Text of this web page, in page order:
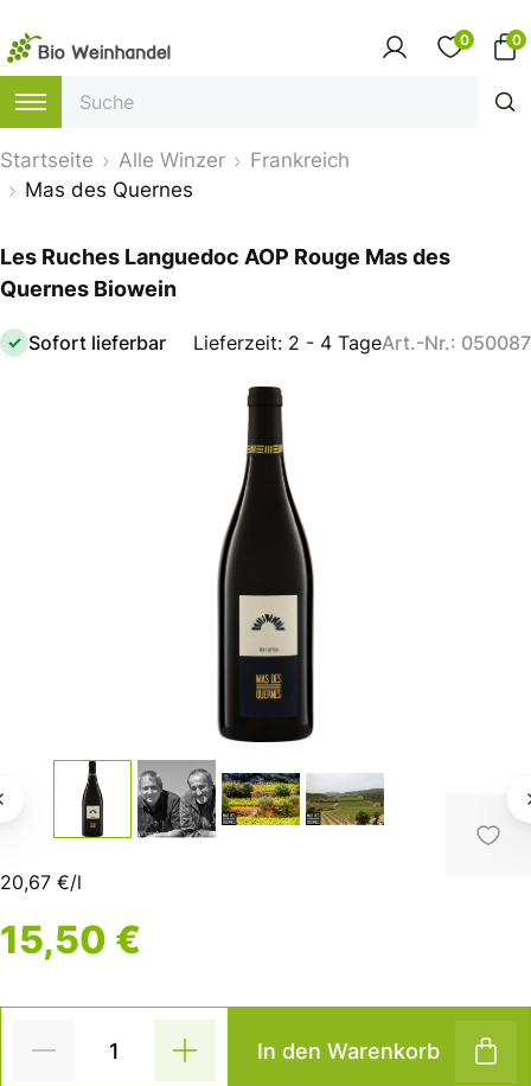
0 0
Startseite Alle Winzer
Frankreich
Mas des Quernes
Les Ruches Languedoc AOP Rouge Mas des
Quernes Biowein
Sofort lieferbar Lieferzeit: 2 - 4 TageArt.-Nr.: 050087
20,67 €/l
15,50 €
In den Warenkorb